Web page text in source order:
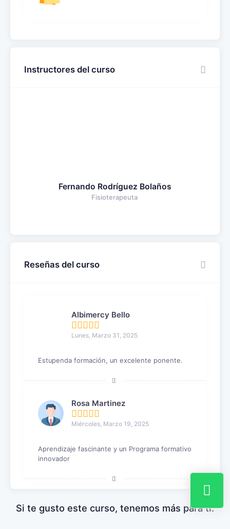
Instructores del curso
Fernando Rodríguez Bolaños
Fisioterapeuta
Reseñas del curso
Albimercy Bello
Lunes, Marzo 31, 2025
Estupenda formación, un excelente ponente.
Rosa Martinez
Miércoles, Marzo 19, 2025
Aprendizaje fascinante y un Programa formativo
innovador
Si te gusto este curso, tenemos más para ti.